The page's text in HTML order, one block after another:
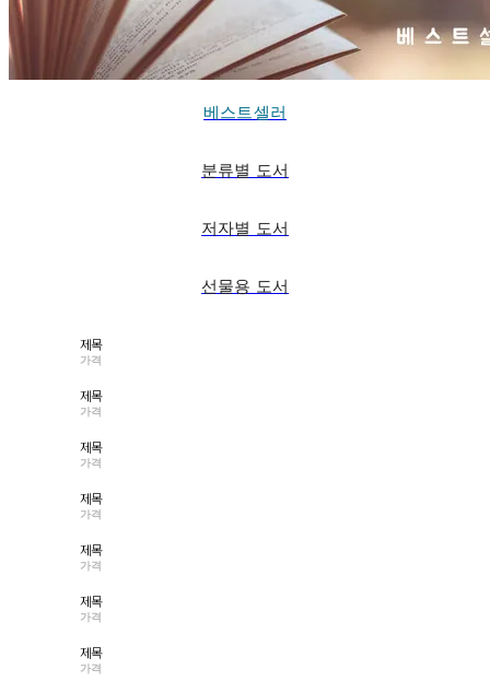
베스트셀러
분류별 도서
저자별 도서
선물용 도서
제목
가격
제목
가격
제목
가격
제목
가격
제목
가격
제목
가격
제목
가격